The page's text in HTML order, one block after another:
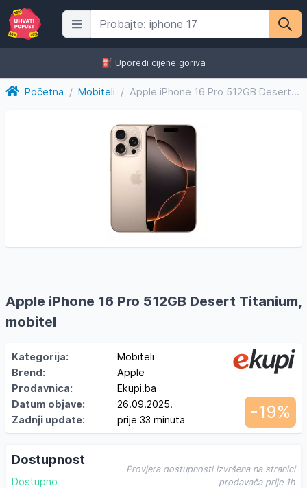
⛽️ Uporedi cijene goriva
Početna / Mobiteli / Apple iPhone 16 Pro 512GB Desert Titanium, mobitel
Apple iPhone 16 Pro 512GB Desert Titanium,
mobitel
Kategorija:
Mobiteli
Brend:
Apple
Prodavnica:
Ekupi.ba
Datum objave:
26.09.2025.
Zadnji update:
prije 33 minuta -19%
Dostupnost
Dostupno
Provjera dostupnosti izvršena na stranici
prodavača prije 1h